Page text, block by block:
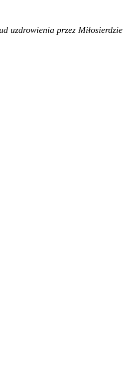
uzdrowienia przez Miłosierdzie